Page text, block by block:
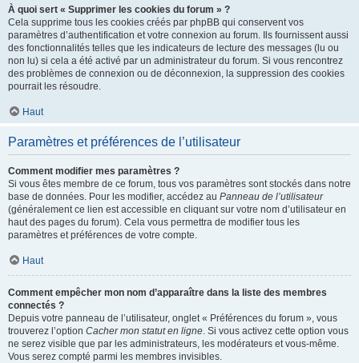
À quoi sert « Supprimer les cookies du forum » ?
Cela supprime tous les cookies créés par phpBB qui conservent vos
paramètres d’authentification et votre connexion au forum. Ils fournissent aussi
des fonctionnalités telles que les indicateurs de lecture des messages (lu ou
non lu) si cela a été activé par un administrateur du forum. Si vous rencontrez
des problèmes de connexion ou de déconnexion, la suppression des cookies
pourrait les résoudre.
Haut
Paramètres et préférences de l’utilisateur
Comment modifier mes paramètres ?
Si vous êtes membre de ce forum, tous vos paramètres sont stockés dans notre
base de données. Pour les modifier, accédez au Panneau de l’utilisateur
(généralement ce lien est accessible en cliquant sur votre nom d’utilisateur en
haut des pages du forum). Cela vous permettra de modifier tous les
paramètres et préférences de votre compte.
Haut
Comment empêcher mon nom d’apparaître dans la liste des membres
connectés ?
Depuis votre panneau de l’utilisateur, onglet « Préférences du forum », vous
trouverez l’option Cacher mon statut en ligne. Si vous activez cette option vous
ne serez visible que par les administrateurs, les modérateurs et vous-même.
Vous serez compté parmi les membres invisibles.